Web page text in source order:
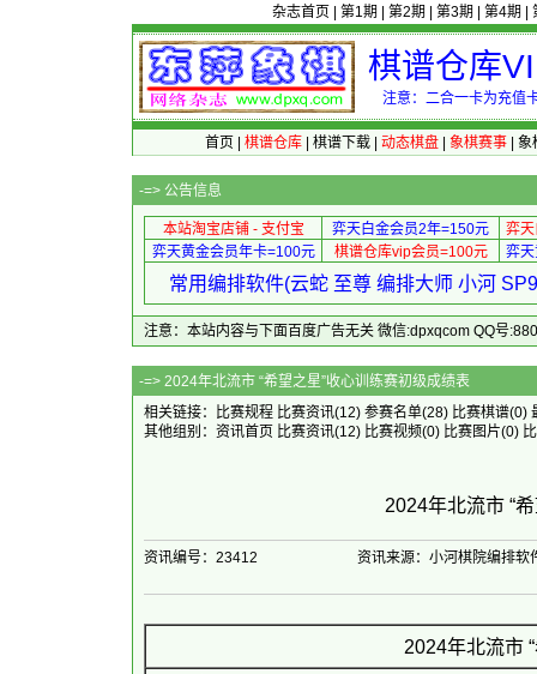
杂志首页 第1期 第2期 第3期 第4期
棋谱仓库
注意：二合一卡为充值
首页 棋谱仓库| 棋谱下载| 动态棋盘| 象棋赛事| 象
-=> 公告信息
本站淘宝店铺 - 支付宝 弈天白金会员2年=150元
弈
弈天黄金会员年卡=100元
棋谱仓库vip会员=100元 弈
常用编排软件(云蛇 至尊 编排大师 小河
注意：本站内容与下面百度广告无关 微信:dpxqcom QQ号
-=> 2024年北流市 “希望之星
相关链接：
比赛规程 比赛资讯(12) 参赛名单(28) 比赛棋谱(0)
其他组别： 资讯首页 比赛资讯(12) 比赛视频(0) 比赛图片(0)
2024年北流市 “
资讯编号：23412 资讯来源：小河棋院编排软
2024年北流市